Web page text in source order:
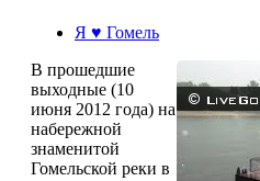
Я ♥ Гомель
В прошедшие
выходные (10
июня 2012 года) на
набережной
знаменитой
Гомельской реки в